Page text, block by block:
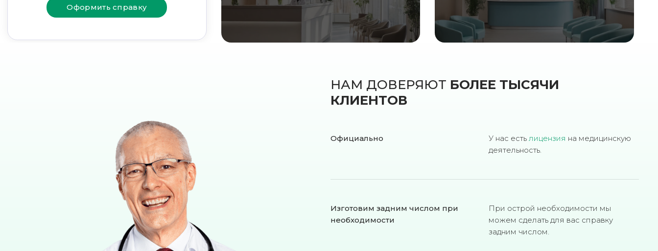
Оформить справку
НАМ ДОВЕРЯЮТ БОЛЕЕ ТЫСЯЧИ
КЛИЕНТОВ
Официально У нас есть лицензия на медицинскую
деятельность.
Изготовим задним числом при
необходимости
При острой необходимости мы
можем сделать для вас справку
задним числом.